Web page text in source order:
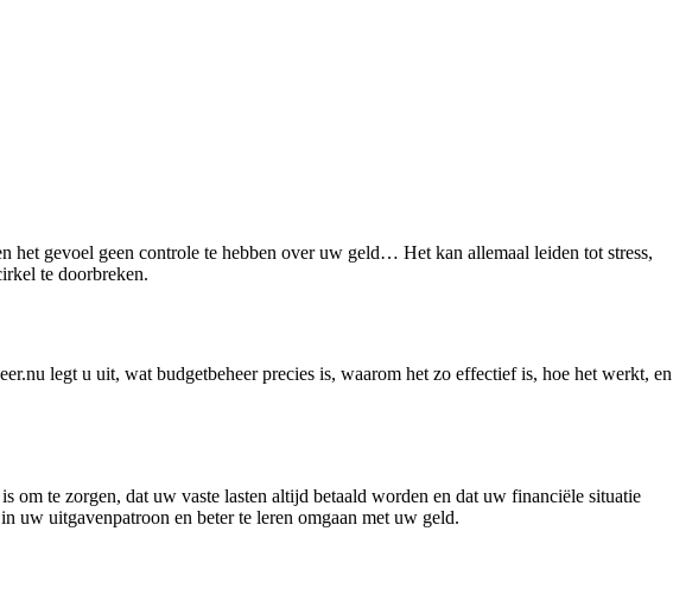
het gevoel geen controle te hebben over uw geld… Het kan allemaal leiden tot stress,
te doorbreken.
legt u uit, wat budgetbeheer precies is, waarom het zo effectief is, hoe het werkt, en
te zorgen, dat uw vaste lasten altijd betaald worden en dat uw financiële situatie
uw uitgavenpatroon en beter te leren omgaan met uw geld.